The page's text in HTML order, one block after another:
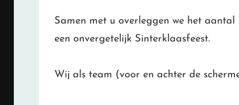
Samen met u overleggen we het
een onvergetelijk Sinterklaasfeest.
Wij als team (voor en achter de